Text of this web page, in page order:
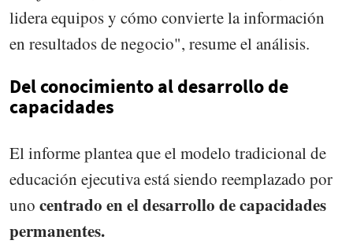
lidera equipos y cómo convierte la información
en resultados de negocio", resume el análisis.
Del conocimiento al desarrollo de
capacidades
El informe plantea que el modelo tradicional de
educación ejecutiva está siendo reemplazado por
uno centrado en el desarrollo de capacidades
permanentes.